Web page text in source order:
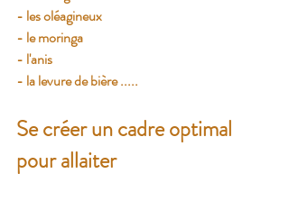
- les oléagineux
- le moringa
- l'anis
- la levure de bière .....
Se créer un cadre optimal
pour allaiter